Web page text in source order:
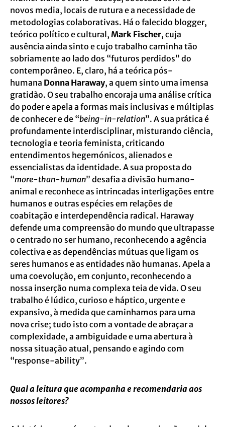
novos media, locais de rutura e a necessidade de
metodologias colaborativas. Há o falecido blogger,
teórico político e cultural, Mark Fischer, cuja
ausência ainda sinto e cujo trabalho caminha tão
sobriamente ao lado dos “futuros perdidos” do
contemporâneo. E, claro, há a teórica pós-
humana Donna Haraway, a quem sinto uma imensa
gratidão. O seu trabalho encoraja uma análise crítica
do poder e apela a formas mais inclusivas e múltiplas
de conhecer e de “being-in-relation”. A sua prática é
profundamente interdisciplinar, misturando ciência,
tecnologia e teoria feminista, criticando
entendimentos hegemónicos, alienados e
essencialistas da identidade. A sua proposta do
“more-than-human” desafia a divisão humano-
animal e reconhece as intrincadas interligações entre
humanos e outras espécies em relações de
coabitação e interdependência radical. Haraway
defende uma compreensão do mundo que ultrapasse
o centrado no ser humano, reconhecendo a agência
colectiva e as dependências mútuas que ligam os
seres humanos e as entidades não humanas. Apela a
uma coevolução, em conjunto, reconhecendo a
nossa inserção numa complexa teia de vida. O seu
trabalho é lúdico, curioso e háptico, urgente e
expansivo, à medida que caminhamos para uma
nova crise; tudo isto com a vontade de abraçar a
complexidade, a ambiguidade e uma abertura à
nossa situação atual, pensando e agindo com
“response-ability”.
Qual a leitura que acompanha e recomendaria aos
nossos leitores?